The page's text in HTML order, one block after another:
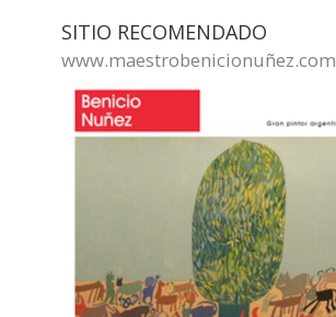
SITIO RECOMENDADO
www.maestrobenicionuñez.com